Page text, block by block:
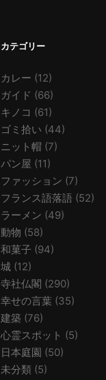
カテゴリー
カレー (12)
ガイド (66)
キノコ (61)
ゴミ拾い (44)
ニット帽 (7)
パン屋 (11)
ファッション (7)
フランス語落語 (52)
ラーメン (49)
動物 (58)
和菓子 (94)
城 (12)
寺社仏閣 (290)
幸せの言葉 (35)
建築 (76)
心霊スポット (5)
日本庭園 (50)
未分類 (5)